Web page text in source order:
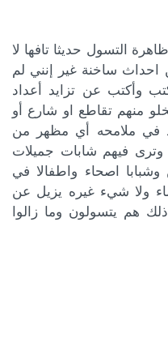
التسول حديثا تافها لا
ساخنة غير إنني لم
وأكتب عن تزايد أعداد
منهم تقاطع او شارع أو
في ملامحه أي مظهر من
وترى فيهم شابات جميلات
اصحاء واطفالا في
ولا شيء غيره يزيل عن
هم يتسولون وما زالوا